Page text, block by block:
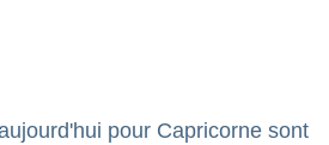
pour Capricorne sont